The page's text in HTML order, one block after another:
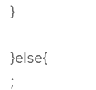
}
}else{
;